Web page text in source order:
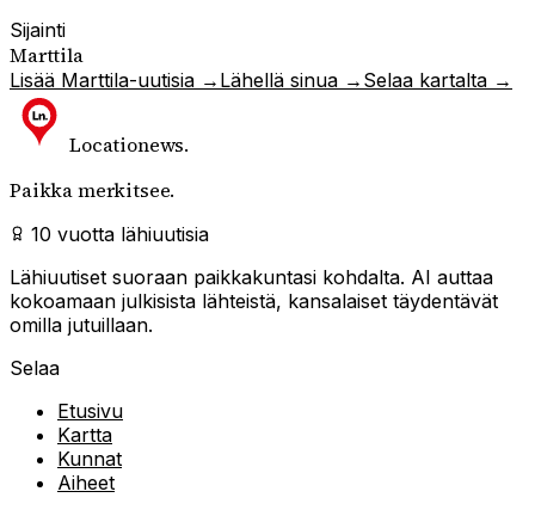
Sijainti
Marttila
Lisää Marttila-uutisia → Lähellä sinua → Selaa kartalta →
Locationews.
Paikka merkitsee.
10 vuotta lähiuutisia
Lähiuutiset suoraan paikkakuntasi kohdalta. AI auttaa
kokoamaan julkisista lähteistä, kansalaiset täydentävät
omilla jutuillaan.
Selaa
Etusivu
Kartta
Kunnat
Aiheet